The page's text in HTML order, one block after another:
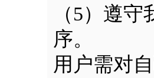
（5）遵
序。
用户需对